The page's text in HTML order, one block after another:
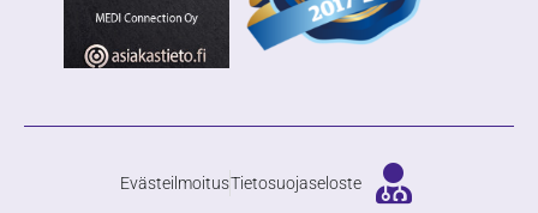
EvästeilmoitusTietosuojaseloste